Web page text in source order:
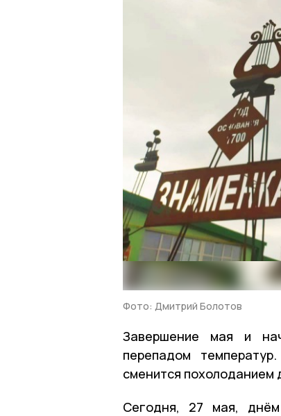
Фото: Дмитрий Болотов
Завершение мая и
перепадом
сменится похолоданием
Сегодня, 27 мая,